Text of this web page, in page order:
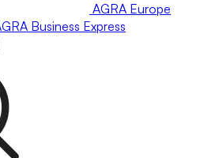
AGRA Europe
Business Express